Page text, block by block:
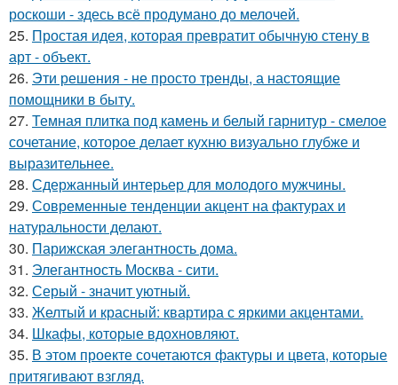
роскоши - здесь всё продумано до мелочей.
25. Простая идея, которая превратит обычную стену в
арт - объект.
26. Эти решения - не просто тренды, а настоящие
помощники в быту.
27. Темная плитка под камень и белый гарнитур - смелое
сочетание, которое делает кухню визуально глубже и
выразительнее.
28. Сдержанный интерьер для молодого мужчины.
29. Современные тенденции акцент на фактурах и
натуральности делают.
30. Парижская элегантность дома.
31. Элегантность Москва - сити.
32. Серый - значит уютный.
33. Желтый и красный: квартира с яркими акцентами.
34. Шкафы, которые вдохновляют.
35. В этом проекте сочетаются фактуры и цвета, которые
притягивают взгляд.